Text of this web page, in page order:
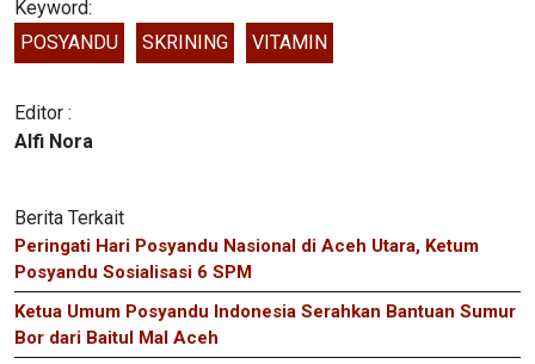
Keyword:
POSYANDU
SKRINING VITAMIN
Editor :
Alfi Nora
Berita Terkait
Peringati Hari Posyandu Nasional di Aceh Utara, Ketum
Posyandu Sosialisasi 6 SPM
Ketua Umum Posyandu Indonesia Serahkan Bantuan Sumur
Bor dari Baitul Mal Aceh